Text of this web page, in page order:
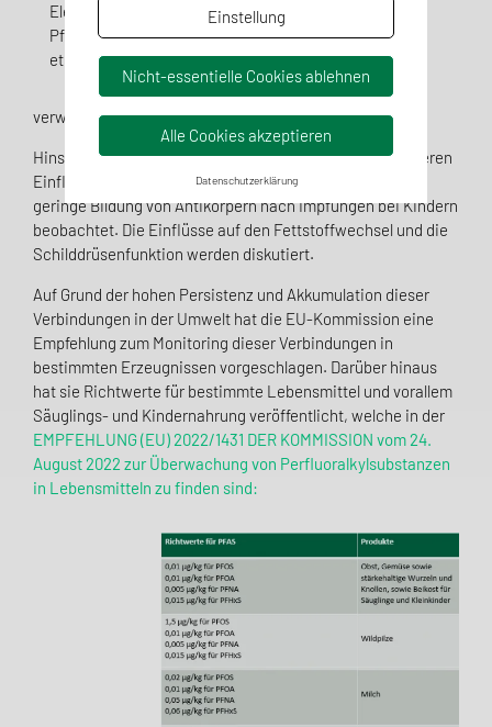
Elektronikindustrie, Medizintechnik,
Pflanzenschutzmitteln, Kosmetika, Reinigungsmittel
etc.
verwendet.
Hinsichtlich ihrer toxikologischen Eigenschaften wird deren
Einfluss auf das Immunsystem diskutiert. So wurde eine
geringe Bildung von Antikörpern nach Impfungen bei Kindern
beobachtet. Die Einflüsse auf den Fettstoffwechsel und die
Schilddrüsenfunktion werden diskutiert.
Auf Grund der hohen Persistenz und Akkumulation dieser
Verbindungen in der Umwelt hat die EU-Kommission eine
Empfehlung zum Monitoring dieser Verbindungen in
bestimmten Erzeugnissen vorgeschlagen. Darüber hinaus
hat sie Richtwerte für bestimmte Lebensmittel und vorallem
Säuglings- und Kindernahrung veröffentlicht, welche in der
EMPFEHLUNG (EU) 2022/1431 DER KOMMISSION vom 24.
August 2022 zur Überwachung von Perfluoralkylsubstanzen
in Lebensmitteln zu finden sind:
Einstellung
Nicht-essentielle Cookies ablehnen
Alle Cookies akzeptieren
Datenschutzerklärung